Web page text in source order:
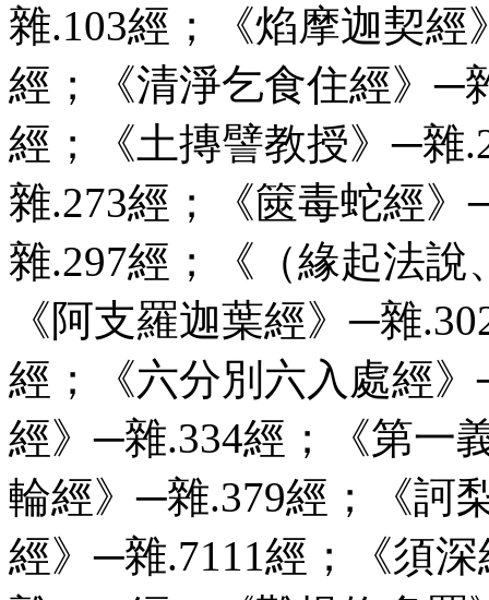
雜.103經；《焰摩迦契
經；《清淨乞食住經》─
經；《土摶譬教授》─雜
雜.273經；《篋毒蛇經
雜.297經；《（緣起法
《阿支羅迦葉經》─雜
經；《六分別六入處經
經》─雜.334經；《第一
輪經》─雜.379經；《訶
經》─雜.7111經；《須